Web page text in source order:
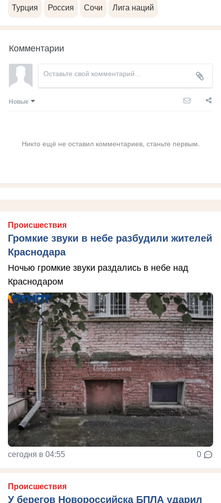
Турция Россия Сочи Лига наций
Комментарии
Новые
Никто ещё не оставил комментариев, станьте первым.
Происшествия
Громкие звуки в небе разбудили жителей
Краснодара
Ночью громкие звуки раздались в небе над
Краснодаром
сегодня в 04:55 0
Происшествия
У берегов Новороссийска БПЛА ударил